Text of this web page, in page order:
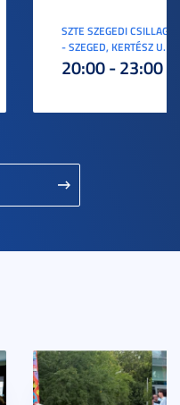
SZTE SZEGEDI
- SZEGED, KERTÉSZ U. 3.
20:00 - 23:00